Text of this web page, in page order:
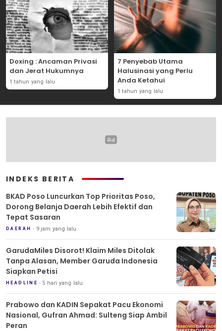
Doxing : Ancaman Privasi
dan Jerat Hukumnya
1 tahun yang lalu
7 Penyebab Utama
Halusinasi yang Perlu
Anda Ketahui
1 tahun yang lalu
INDEKS BERITA
BKAD Poso Luncurkan Top Prioritas Poso,
Dorong Belanja Daerah Lebih Efektif dan
Tepat Sasaran
DAERAH 9 jam yang lalu
GarudaMiles Disorot! Klaim Miles Ditolak
Tanpa Alasan, Member Garuda Indonesia
Siapkan Petisi
HEADLINE 5 hari yang lalu
Prabowo dan KADIN Sepakat Pacu Ekonomi
Nasional, Gufran Ahmad: Sulteng Siap Ambil
Peran